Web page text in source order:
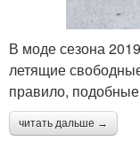
В моде сезона
летящие
правило,
читать дальше →